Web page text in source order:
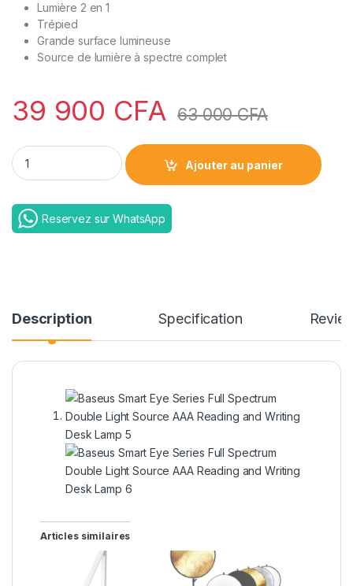
Lumière 2 en 1
Trépied
Grande surface lumineuse
Source de lumière à spectre complet
39 900 CFA 63 000CFA
Baseus smart eye full spectrum double light | Offres
Ajouter au panier
Reservez sur WhatsApp
Description Specification
Articles similaires